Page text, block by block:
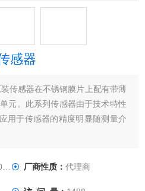
感器
传感器在不锈钢膜片上配有带薄
元。此系列传感器由于技术特性
用于传感器的精度明显随测量介
厂商性质： 代理商